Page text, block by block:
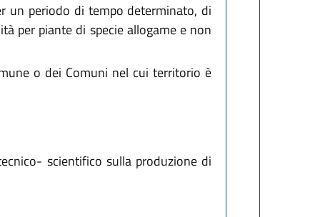
un periodo di tempo determinato, di
per piante di specie allogame e non
o dei Comuni nel cui territorio è
scientifico sulla produzione di